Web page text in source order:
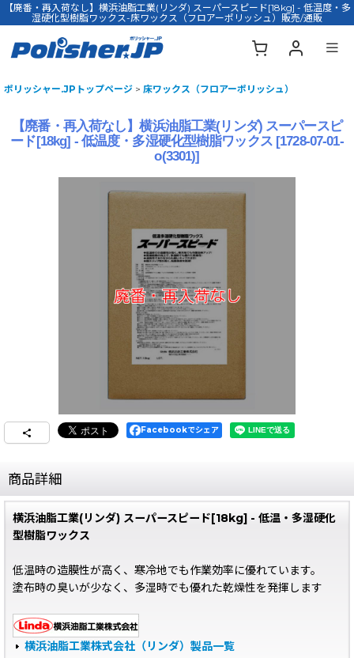
【廃番・再入荷なし】横浜油脂工業(リンダ) スーパースピード[18kg] - 低温度・多
湿硬化型樹脂ワックス-床ワックス（フロアーポリッシュ）販売/通販
ポリッシャー.JPトップページ > 床ワックス（フロアーポリッシュ）
【廃番・再入荷なし】横浜油脂工業(リンダ) スーパースピ
ード[18kg] - 低温度・多湿硬化型樹脂ワックス [1728-07-01-
o(3301)]
Facebookでシェア
商品詳細
横浜油脂工業(リンダ) スーパースピード[18kg] - 低温・多湿硬化
型樹脂ワックス
低温時の造膜性が高く、寒冷地でも作業効率に優れています。
塗布時の臭いが少なく、多湿時でも優れた乾燥性を発揮します
横浜油脂工業株式会社（リンダ）製品一覧